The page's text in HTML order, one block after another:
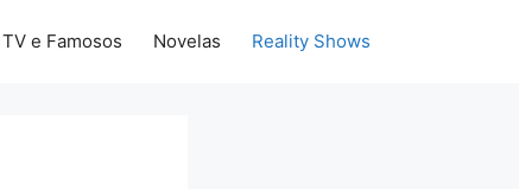
TV e Famosos Novelas Reality Shows